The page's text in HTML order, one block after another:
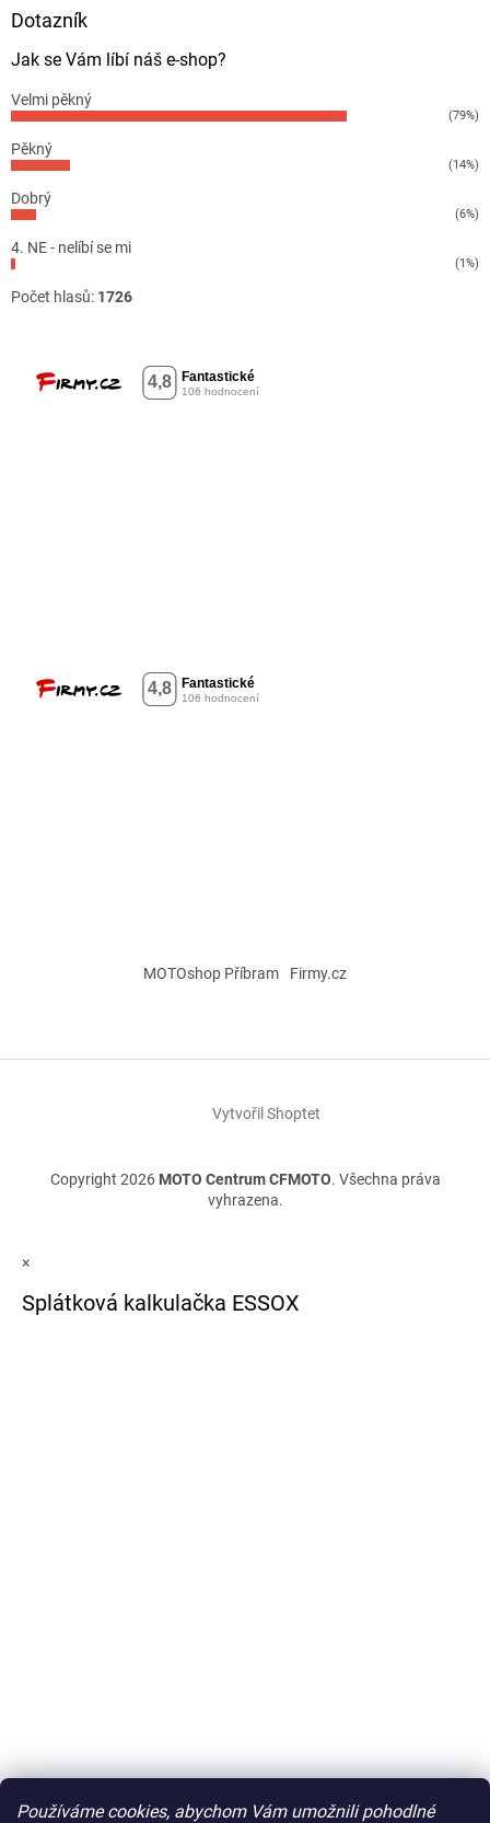
Používáme cookies, abychom Vám umožnili pohodlné
Dotazník
Jak se Vám líbí náš e-shop?
Velmi pěkný
(79%)
Pěkný
(14%)
Dobrý
(6%)
4. NE - nelíbí se mi
(1%)
Počet hlasů: 1726
MOTOshop Příbram Firmy.cz
Vytvořil Shoptet
Copyright 2026 MOTO Centrum CFMOTO. Všechna práva
vyhrazena.
×
Splátková kalkulačka ESSOX